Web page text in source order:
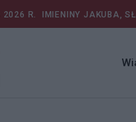
2026 R. IMIENINY JAKUBA,